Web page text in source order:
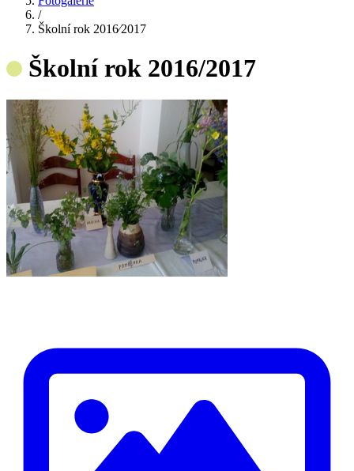
/
Školní rok 2016⁄2017
Školní rok 2016/2017